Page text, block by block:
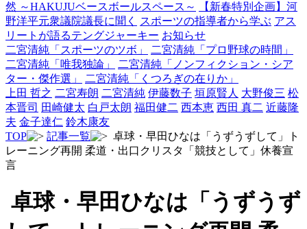
然 ～HAKUJUベースボールスペース～
【新春特別企画】河
野洋平元衆議院議長に聞く
スポーツの指導者から学ぶ アス
リートが語るテングジャーキー お知らせ
二宮清純「スポーツのツボ」
二宮清純「プロ野球の時間」
二宮清純「唯我独論」
二宮清純「ノンフィクション・シア
ター・傑作選」
二宮清純「くつろぎの在りか」
上田 哲之 二宮寿朗 二宮清純 伊藤数子 垣原賢人 大野俊三 松
本晋司 田崎健太 白戸太朗 福田健二 西本恵 西田 真二 近藤隆
夫 金子達仁 鈴木康友
TOP
記事一覧
卓球・早田ひなは「うずうずして」ト
レーニング再開 柔道・出口クリスタ「競技として」休養宣
言
卓球・早田ひなは「うずうず